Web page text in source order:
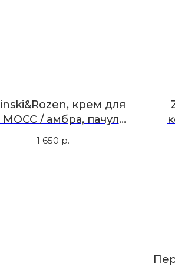
крем для
МОСС / амбра, пачули,
50 мл
1 650 р.